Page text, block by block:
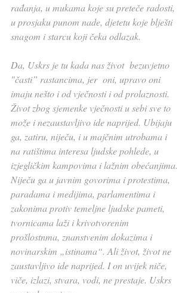
rađanja, u mukama koje su preteče radosti,
u prosjaku punom nade, djetetu koje blješti
snagom i starcu koji čeka odlazak.
Da, Uskrs je tu kada nas život  bezuvjetno
"časti” rastancima, jer  oni, upravo oni
imaju nešto i od vječnosti i od prolaznosti.
Život zbog sjemenke vječnosti u sebi sve to
može i nezaustavljivo ide naprijed. Ubijaju
ga, zatiru, niječu, i u majčnim utrobama i
na ratištima interesa ljudske pohlede, u
izjegličkim kampovima i lažnim obećanjima.
Niječu ga u javnim govorima i protestima,
paradama i medijima, parlamentima i
zakonima protiv temeljne ljudske pameti,
tvornicama laži i krivotvorenim
prošlostnma, znanstvenim dokazima i
novinarskim „istinama“. Ali život, život ne
zaustavljivo ide naprijed. I on uvijek niče,
viče, izlazi, stvara, vodi, ne prestaje. Uskrs